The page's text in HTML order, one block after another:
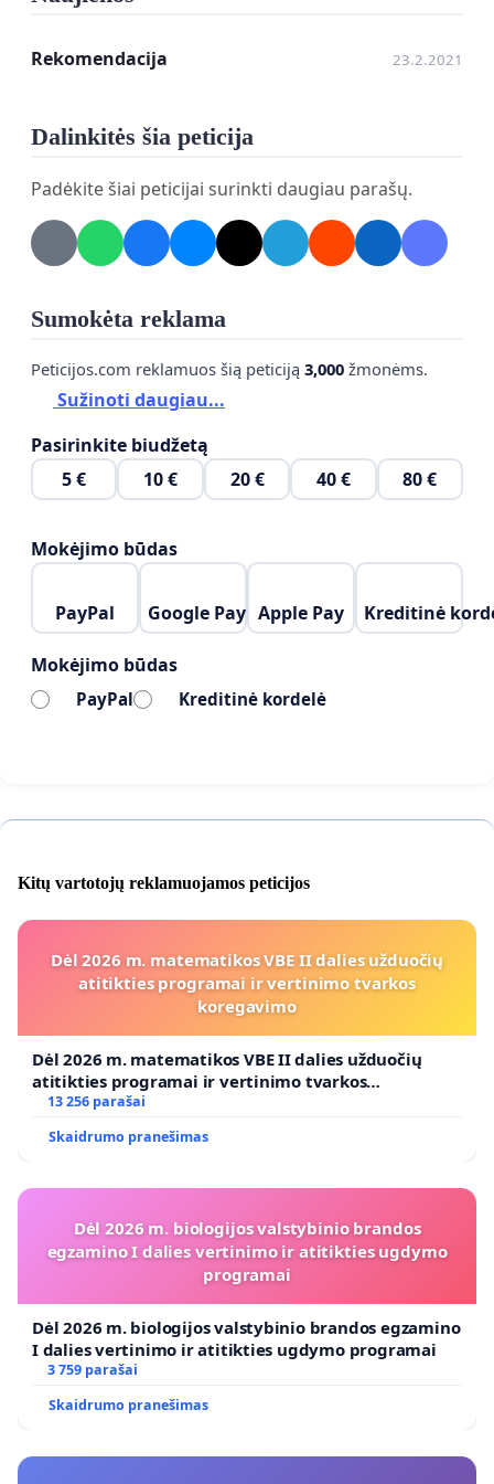
- Straipsnis apie Stambulo Konvenciją:
facebooke-bando-uzblokuoti-dovydo-pristatoma-
- Stambulo Konvencija:
https://manoteises.lt/wp-
content/uploads/2017/05/STAMBULO-
Rekomendacija 23.2.2021
Dalinkitės šia peticija
Padėkite šiai peticijai surinkti daugiau parašų.
Sumokėta reklama
Peticijos.com reklamuos šią peticiją 3,000 žmonėms.
Sužinoti daugiau...
Pasirinkite biudžetą
5 €
10 € 20 € 40 € 80 €
Mokėjimo būdas
PayPal Google Pay Apple Pay Kreditinė
Mokėjimo būdas
PayPal Kreditinė kordelė
Kitų vartotojų reklamuojamos peticijos
Dėl 2026 m. matematikos VBE II dalies užduočių
atitikties programai ir vertinimo tvarkos
koregavimo
Dėl 2026 m. matematikos VBE II dalies užduočių
atitikties programai ir vertinimo tvarkos
koregavimo
13 256 parašai
Skaidrumo pranešimas
Dėl 2026 m. biologijos valstybinio brandos
egzamino I dalies vertinimo ir atitikties ugdymo
programai
Dėl 2026 m. biologijos valstybinio brandos egzamino
I dalies vertinimo ir atitikties ugdymo programai
3 759 parašai
Skaidrumo pranešimas